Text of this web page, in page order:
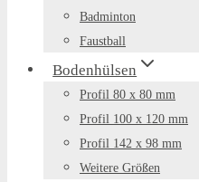
Badminton
Faustball
Bodenhülsen
Profil 80 x 80 mm
Profil 100 x 120 mm
Profil 142 x 98 mm
Weitere Größen